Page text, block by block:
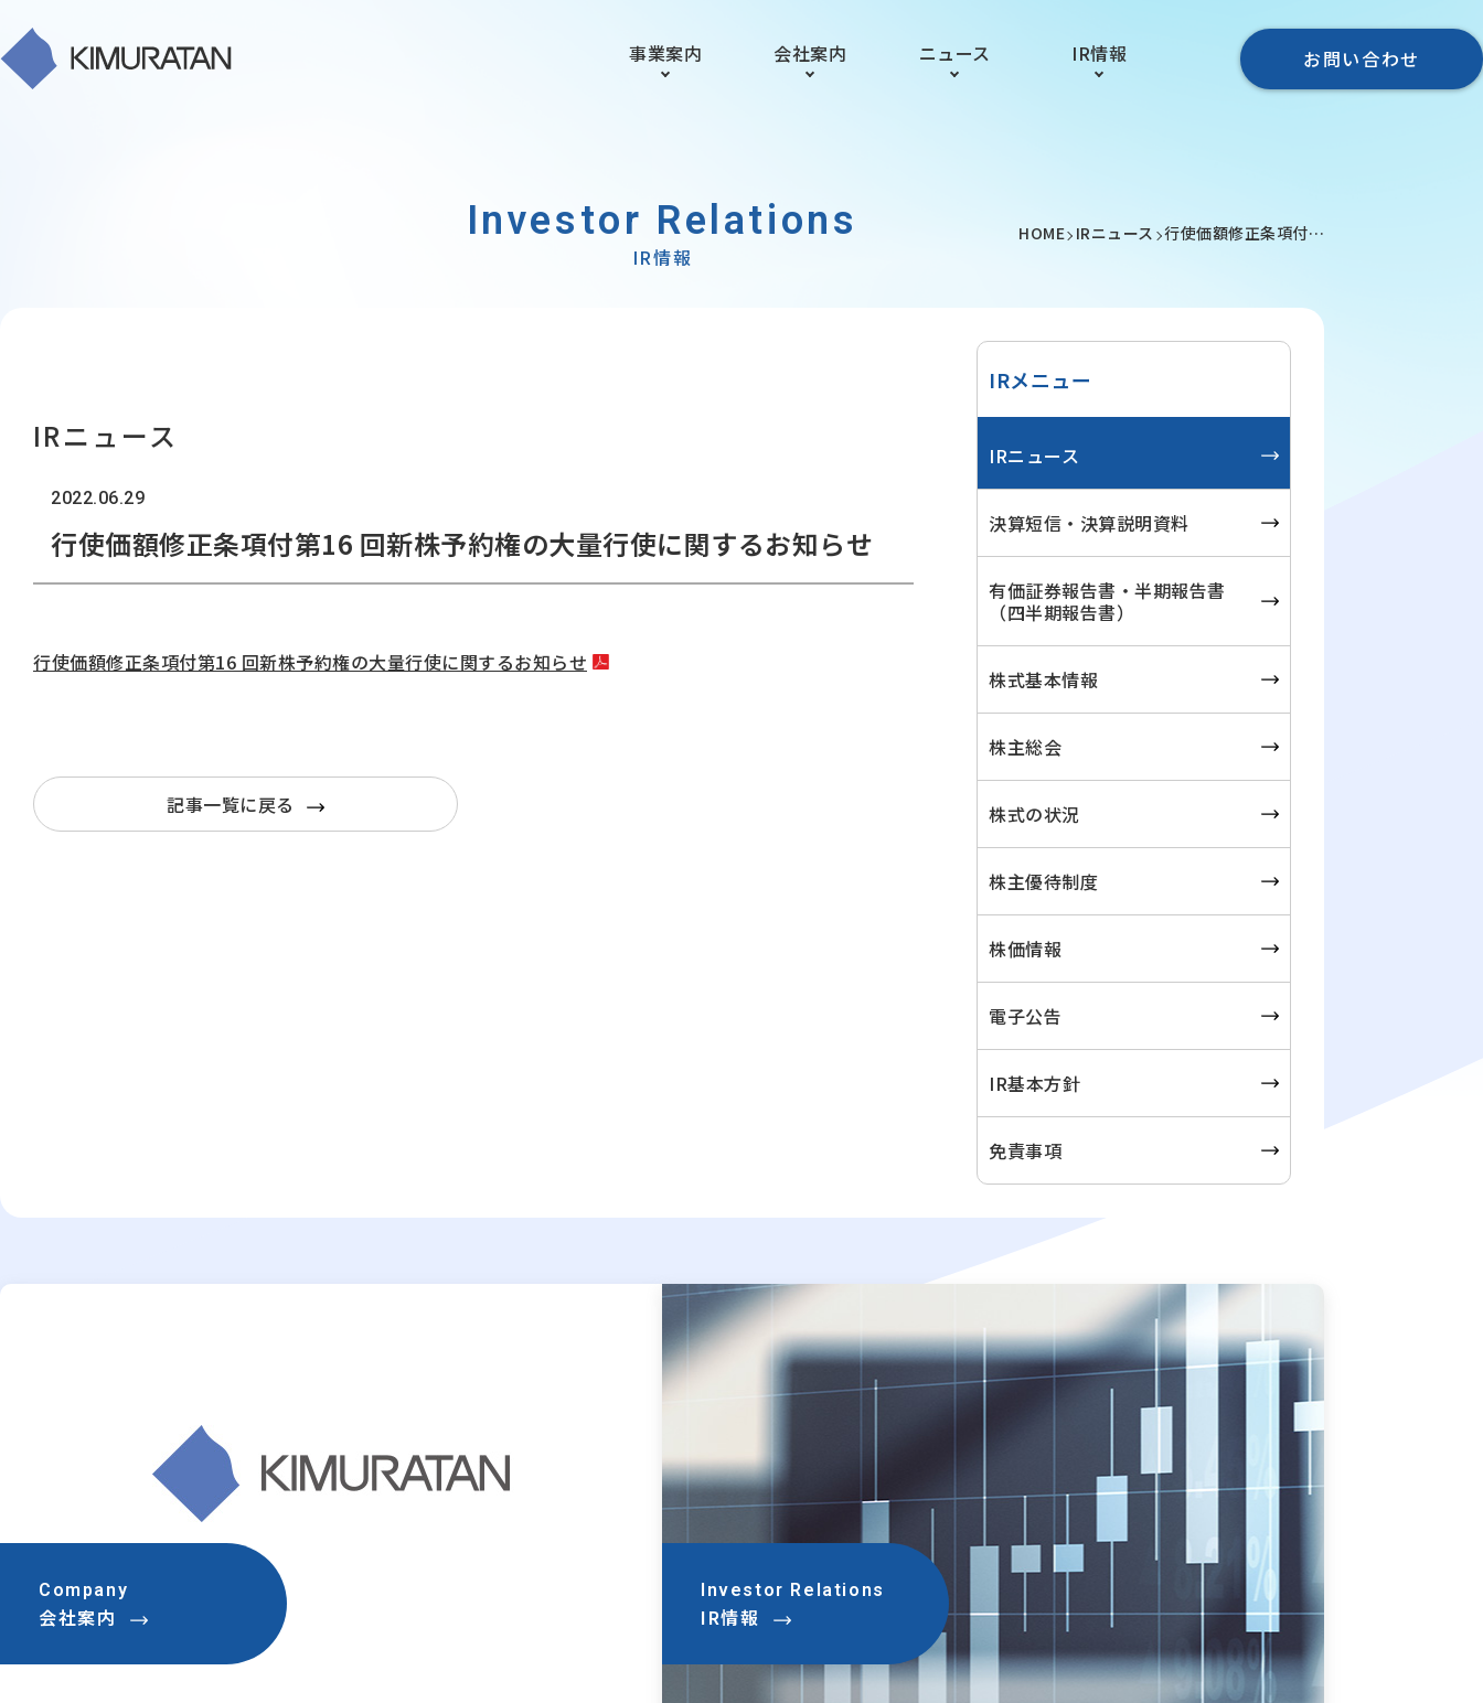
事業案内 会社案内 ニュース IR情報 お問い合わせ
Investor Relations
IR情報
HOME IRニュース 行使価額修正条項付…
IRニュース
2022.06.29
行使価額修正条項付第16 回新株予約権の大量行使に関するお知らせ
行使価額修正条項付第16 回新株予約権の大量行使に関するお知らせ
記事一覧に戻る
IRメニュー
IRニュース
決算短信・決算説明資料
有価証券報告書・半期報告書
（四半期報告書）
株式基本情報
株主総会
株式の状況
株主優待制度
株価情報
電子公告
IR基本方針
免責事項
Company
会社案内
Investor Relations
IR情報